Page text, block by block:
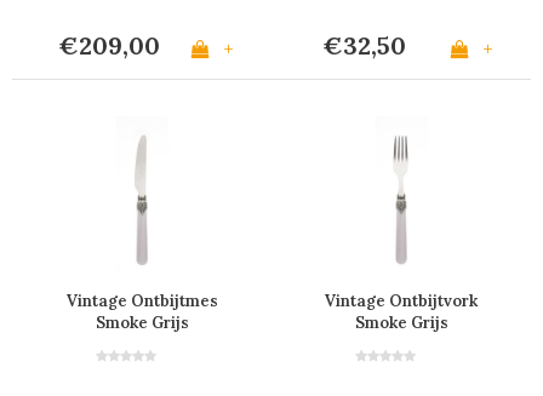
€209,00 + €32,50 +
Vintage Ontbijtmes
Smoke Grijs
Vintage Ontbijtvork
Smoke Grijs